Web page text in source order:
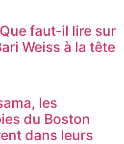
faut-il lire sur
Weiss à la tête
les
du Boston
dans leurs